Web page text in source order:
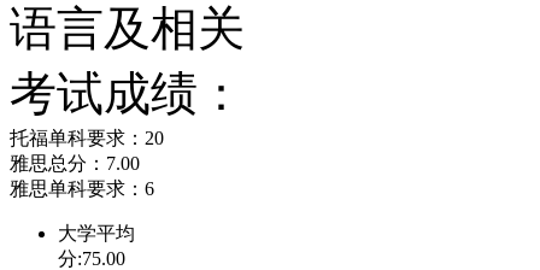
现代传媒学院和服务产
设的多门课程极为优秀
学院获得满分24分中的
为中心，富有创意。大
语言及相关
考试成绩：
托福单科要求：20
雅思总分：7.00
雅思单科要求：6
大学平均
分:75.00